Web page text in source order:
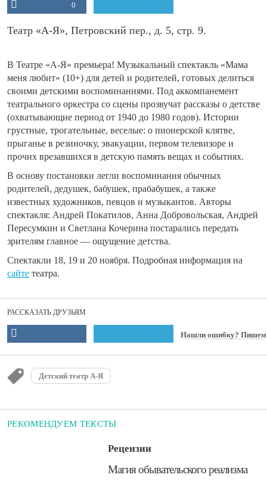
0
Театр «А-Я», Петровский пер., д. 5, стр. 9.
В Театре «А-Я» премьера! Музыкальный спектакль «Мама
меня любит» (10+) для детей и родителей, готовых делиться
своими детскими воспоминаниями. Под аккомпанемент
театрального оркестра со сцены прозвучат рассказы о детстве
(охватывающие период от 1940 до 1980 годов). Истории
грустные, трогательные, веселые: о пионерской клятве,
прыганье в резиночку, эвакуации, первом телевизоре и
прочих врезавшихся в детскую память вещах и событиях.
В основу постановки легли воспоминания обычных
родителей, дедушек, бабушек, прабабушек, а также
известных художников, певцов и музыкантов. Авторы
спектакля: Андрей Покатилов, Анна Добровольская, Андрей
Пересумкин и Светлана Кочерина постарались передать
зрителям главное — ощущение детства.
Спектакли 18, 19 и 20 ноября. Подробная информация на
сайте театра.
РАССКАЗАТЬ ДРУЗЬЯМ
Нашли ошибку? Пишем
Детский театр А-Я
РЕКОМЕНДУЕМ ТЕКСТЫ
Рецензии
​Магия обывательского реализма